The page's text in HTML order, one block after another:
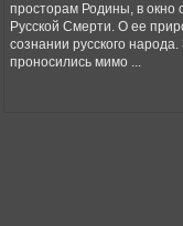
просторам Родины, в окно
Русской Смерти. О ее
сознании русского
проносились мимо ...